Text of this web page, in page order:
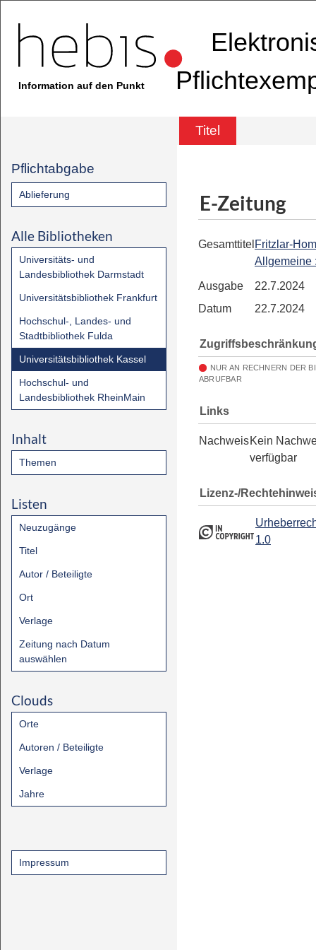
Information auf den Punkt
Titel
Pflichtabgabe
Ablieferung
Alle Bibliotheken
Universitäts- und
Landesbibliothek Darmstadt
Universitätsbibliothek Frankfurt
Hochschul-, Landes- und
Stadtbibliothek Fulda
Universitätsbibliothek Kassel
Hochschul- und
Landesbibliothek RheinMain
Inhalt
Themen
Listen
Neuzugänge
Titel
Autor / Beteiligte
Ort
Verlage
Zeitung nach Datum
auswählen
Clouds
Orte
Autoren / Beteiligte
Verlage
Jahre
Impressum
E-Zeitung
Gesamttitel Fritzlar-
Allgemeine
Ausgabe
22.7.2024
Datum
22.7.2024
NUR AN RECHNERN DER
ABRUFBAR
Links
NachweisKein
verfügbar
Lizenz-/
1.0